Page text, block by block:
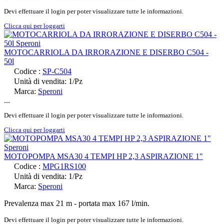
Devi effettuare il login per poter visualizzare tutte le informazioni.
Clicca qui per loggarti
MOTOCARRIOLA DA IRRORAZIONE E DISERBO C504 -
50l
Codice : SP-C504
Unità di vendita: 1/Pz
Marca: Speroni
...
Devi effettuare il login per poter visualizzare tutte le informazioni.
Clicca qui per loggarti
MOTOPOMPA MSA30 4 TEMPI HP 2,3 ASPIRAZIONE 1"
Codice : MPG1RS100
Unità di vendita: 1/Pz
Marca: Speroni
Prevalenza max 21 m - portata max 167 l/min.
Devi effettuare il login per poter visualizzare tutte le informazioni.